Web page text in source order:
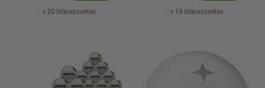
+ 20 Interessenten + 19 Interessenten